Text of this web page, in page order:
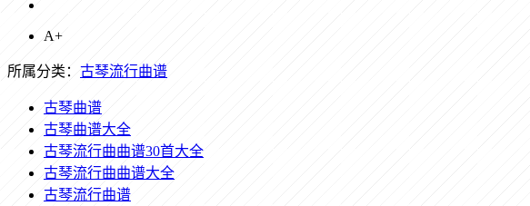
A+
所属分类： 古琴流行曲谱
古琴曲谱
古琴曲谱大全
古琴流行曲曲谱30首大全
古琴流行曲曲谱大全
古琴流行曲谱